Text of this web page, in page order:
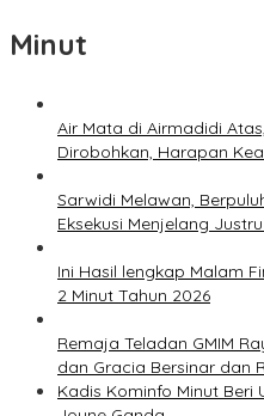
Minut
Air Mata di Airmadidi
Dirobohkan, Harapan
Sarwidi Melawan,
Eksekusi Menjelang
Ini Hasil lengkap Malam
2 Minut Tahun 2026
Remaja Teladan GMIM
dan Gracia Bersinar dan
Kadis Kominfo Minut